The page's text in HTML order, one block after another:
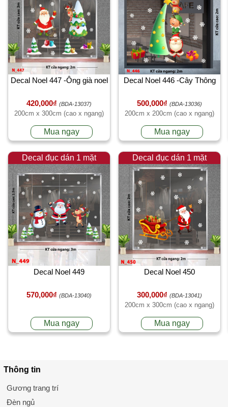
Decal Noel 447 -Ông già noel
420,000₫ (BDA-13037)
200cm x 300cm (cao x ngang)
Mua ngay
Decal Noel 446 -Cây Thông
500,000₫ (BDA-13036)
200cm x 200cm (cao x ngang)
Mua ngay
Decal đục dán 1 mặt
Decal Noel 449
570,000₫ (BDA-13040)
Mua ngay
Decal đục dán 1 mặt
Decal Noel 450
300,000₫ (BDA-13041)
200cm x 300cm (cao x ngang)
Mua ngay
Thông tin
Gương trang trí
Đèn ngủ